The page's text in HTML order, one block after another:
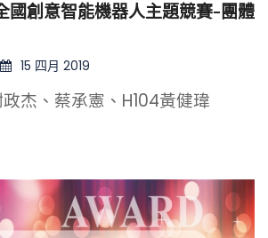
國創意智能機器人主題競賽-團體
15 四月 2019
杰、蔡承憲、H104黃健瑋